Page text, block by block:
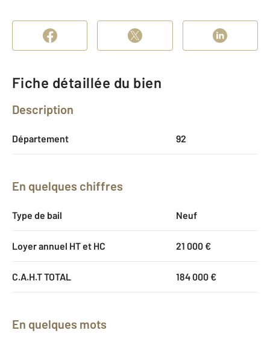
Fiche détaillée du bien
Description
Département 92
En quelques chiffres
Type de bail Neuf
Loyer annuel HT et HC 21 000 €
C.A.H.T TOTAL 184 000 €
En quelques mots